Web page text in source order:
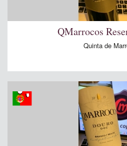
QMarrocos
Quinta de